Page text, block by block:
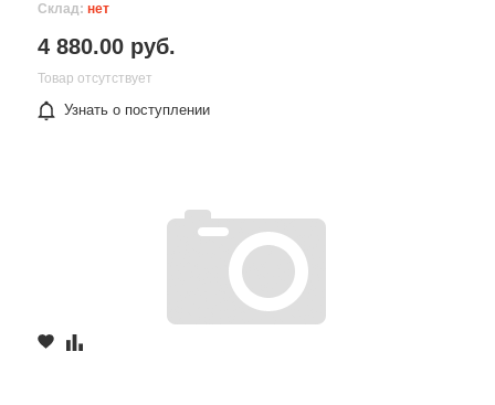
Склад: нет
4 880.00 руб.
Товар отсутствует
Узнать о поступлении